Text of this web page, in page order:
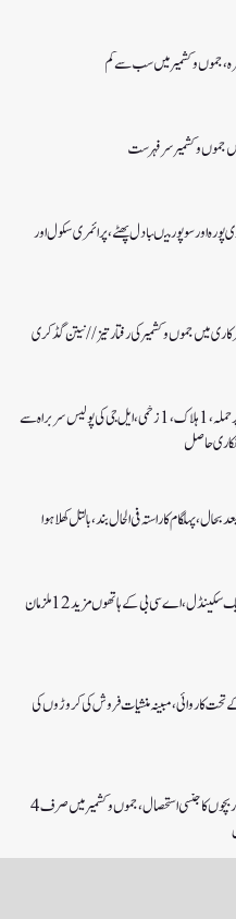
جموں و کشمیر میں سب سے کم
جموں و کشمیر سرفہرست
اور سوپور میںبادل پھٹے، پرائمری سکول اور
میں جموں و کشمیر کی رفتار تیز// نیتن گڈکری
کولگام میں غیر مقامی مزدوروں پر حملہ،1ہلاک،1زخمی،ایل جی کی پولیس سربراہ سے
حاصل
فائر اینڈ ایمرجنسی سروسز کا پیپر لیک سکینڈل،اے سی بی کے ہاتھوں مزید 12 ملزمان
کاروائی، مبینہ منشیات فروش کی کروڑوں کی
جموں و کشمیر میں عصمت دری اور بچوں کا جنسی استحصال،جموں و کشمیر میں صرف 4